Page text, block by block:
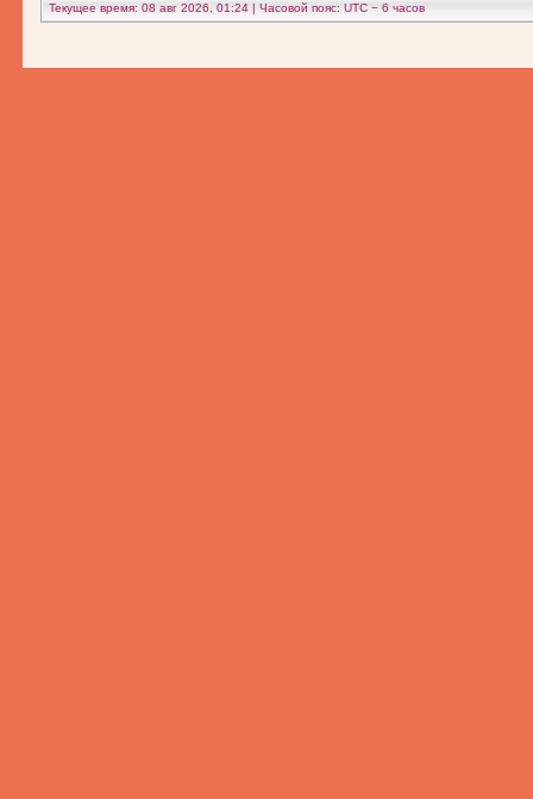
Текущее время: 08 авг 2026, 01:24 | Часовой пояс: UTC − 6 часов